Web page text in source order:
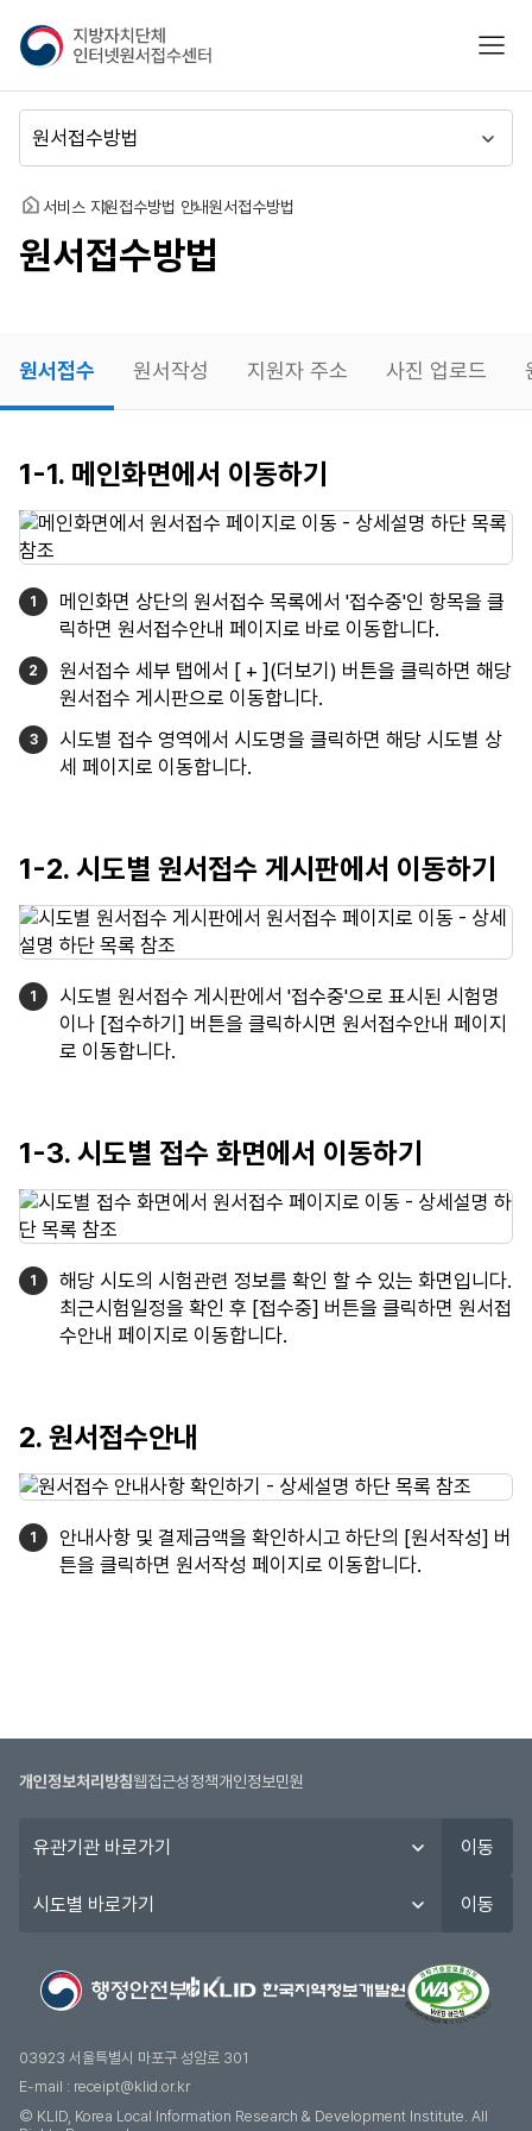
지
방
자
치
단
체
인
넷
원
수
센
터
모바
뉴
동
홈 서비스 지원접수방법 안내원서접수방법
원서접수방법
원서접수 원서작성 지원자 주소 사진 업로드
원서접수
1-1. 메인화면에서 이동하기
메인화면 상단의 원서접수 목록에서 '접수중'인 항목을 클
릭하면 원서접수안내 페이지로 바로 이동합니다.
원서접수 세부 탭에서 [ + ](더보기) 버튼을 클릭하면 해당
원서접수 게시판으로 이동합니다.
시도별 접수 영역에서 시도명을 클릭하면 해당 시도별 상
세 페이지로 이동합니다.
1-2. 시도별 원서접수 게시판에서 이동하기
시도별 원서접수 게시판에서 '접수중'으로 표시된 시험명
이나 [접수하기] 버튼을 클릭하시면 원서접수안내 페이지
로 이동합니다.
1-3. 시도별 접수 화면에서 이동하기
해당 시도의 시험관련 정보를 확인 할 수 있는 화면입니다.
최근시험일정을 확인 후 [접수중] 버튼을 클릭하면 원서접
수안내 페이지로 이동합니다.
2. 원서접수안내
안내사항 및 결제금액을 확인하시고 하단의 [원서작성] 버
튼을 클릭하면 원서작성 페이지로 이동합니다.
개인정보처리방침웹접근성정책개인정보민원
관
이동
도
기
이동
03923 서울특별시 마포구 성암로 301
E-mail : receipt@klid.or.kr
© KLID, Korea Local Information Research & Development Institute. AII